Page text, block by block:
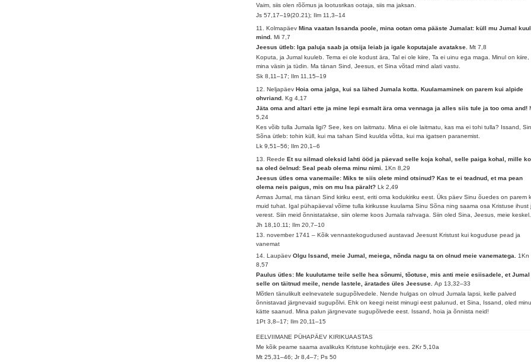
Vaim, siis olen rõõmus ja lootusrikas ootaja, siis ma jaksan.
Js 57,17–19(20.21); Ilm 11,3–14
11. KolmapäevMina vaatan Issanda poole, mina ootan oma pääste Jumalat: küll mu Jumal
mind.Mi 7,7
Jeesus ütleb: Iga paluja saab ja otsija leiab ja igale koputajale avatakse.Mt 7,8
Koputa, ja Jumal kuuleb. Tema ei ole kodust ära, Tal ei ole kiire, Ta ei uinu ega maga. Minul on kiire,
mina väsin ja tüdin. Ma tänan Sind, Jeesus, et Sina võtad mind alati vastu.
Sk 8,11–17; Ilm 11,15–19
12. NeljapäevHoia oma jalga, kui sa lähed Jumala kotta. Kuulamaminek on parem kui alpide
ohvriand.Kg 4,17
Jäta oma and altari ette ja mine lepi esmalt ära oma vennaga ja alles siis tule ja too oma and!
5,24
Kes võib tulla Jumala ligi? See, kes on laitmatu. Mina ei ole laitmatu, kas ma ei tohi tulla? Issand,
Sõna ütleb: tohin küll, kui ma tahan Sind kuulda võtta, kui ma igatsen paranemist.
Lk 9,51–56; Ilm 20,1–6
13. ReedeEt su silmad oleksid lahti ööd ja päevad selle koja kohal, selle paiga kohal, mille
sa oled öelnud: Seal peab olema minu nimi. 1Kn 8,29
Jeesus ütles oma vanemaile: Miks te siis olete mind otsinud? Kas te ei teadnud, et ma pean
olema neis paigus, mis on mu Isa päralt?Lk 2,49
Armas Jumal, ma tänan Sind kiriku eest, eriti oma kodukiriku eest. Üks päev Sinu õuedes on parem
muid tuhat. Igal pühapäeval võime tulla kirikusse kuulama Sinu Sõna ning saama osa Kristuse ihust
verest. Siin meid õnnistatakse, siin oleme koos Jumala rahvaga. Siin oled Sina, Jeesus, meie keskel.
Jh 18,10.11; Ilm 20,7–10
13. november 1741 – Kõik vennastekogudused austavad Jeesust Kristust kui koguduse pead ja
vanemat
14. LaupäevOlgu Issand, meie Jumal, meiega, nõnda nagu ta on olnud meie vanematega. 1Kn
8,57
Paulus ütles: Me kuulutame teile selle hea sõnumi, tõotuse, mis anti meie esiisadele, et Jumal
selle on täitnud meile, nende lastele, äratades üles Jeesuse.Ap 13,32–33
Mõtlen tänulikult eelnevatele sugupõlvedele. Nende hulgas on olnud Jumala lapsi, kelle palved
õnnistavad järgnevaid sugupõlvi. Ehk on keegi neist minugi eest palunud, et Sina, Issand, oled minu
kätte saanud. Mina palun järgnevate sugupõlvede eest. Issand, hoia ja õnnista neid!
1Pt 3,8–17; Ilm 20,11–15
EELVIIMANE PÜHAPÄEV KIRIKUAASTAS
Me kõik peame saama avalikuks Kristuse kohtujärje ees.2Kr 5,10a
Mt 25,31–46; Jr 8,4–7; Ps 50